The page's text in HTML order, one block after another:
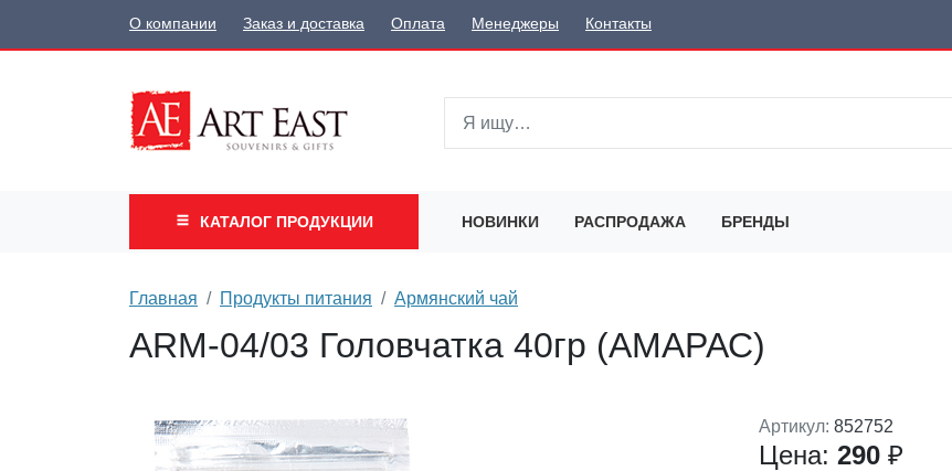
О компании Заказ и доставка Оплата Менеджеры Контакты
КАТАЛОГ ПРОДУКЦИИ НОВИНКИ РАСПРОДАЖА БРЕНДЫ
Главная Продукты питания Армянский чай
ARM-04/03 Головчатка 40гр (АМАРАС)
Артикул: 852752
Цена: 290 ₽